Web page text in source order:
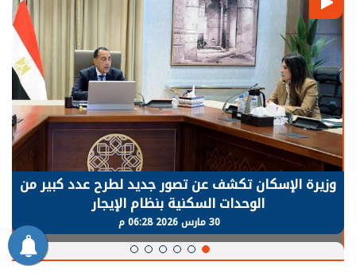
الرئيس السيسي: توقف الأنشطة في قطاع الطاقة
يحتاج إلى سنوات لعودة معدلات الإنتاج الطبيعية